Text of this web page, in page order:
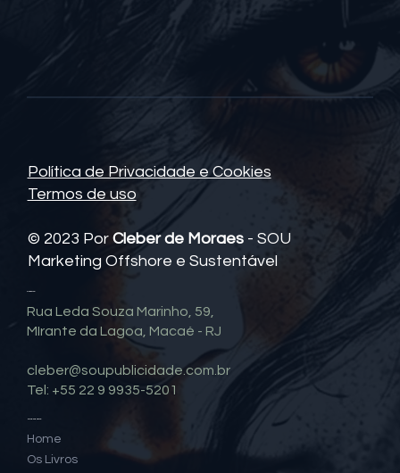
Política de Privacidade e Cookies
Termos de uso
© 2023 Por Cleber de Moraes- SOU
Marketing Offshore e Sustentável
Mapa do Site
Home
Os Livros
Contato
Rua Leda Souza Marinho, 59,
MIrante da Lagoa, Macaé - RJ
cleber@soupublicidade.com.br
Tel: +55 22 9 9935-5201